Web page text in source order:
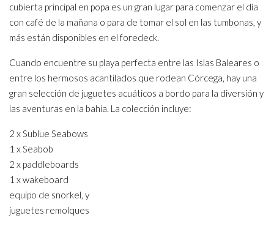
cubierta principal en popa es un gran lugar para comenzar el día
con café de la mañana o para de tomar el sol en las tumbonas, y
más están disponibles en el foredeck.
Cuando encuentre su playa perfecta entre las Islas Baleares o
entre los hermosos acantilados que rodean Córcega, hay una
gran selección de juguetes acuáticos a bordo para la diversión y
las aventuras en la bahía. La colección incluye:
2 x Sublue Seabows
1 x Seabob
2 x paddleboards
1 x wakeboard
equipo de snorkel, y
juguetes remolques